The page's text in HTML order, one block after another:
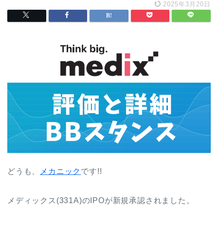
2025年3月20日
どうも、 メカニック です!!
メディックス(331A)のIPOが新規承認されました。